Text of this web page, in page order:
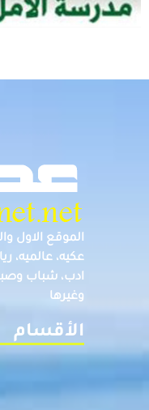
الموقع الاول
عكيه، عالميه،
ادب، شباب
وغيرها
الأقسام